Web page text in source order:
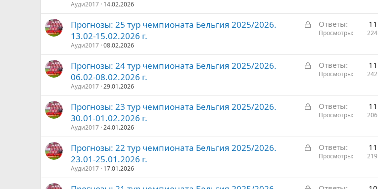
р
ы
Ауди2017 14.02.2026
З
р
ы
Прогнозы: 25 тур чемпионата Бельгия 2025/2026.
13.02-15.02.2026 г.
Ауди2017 08.02.2026
Ответы 11
Просмотры 224
З
р
ы
Прогнозы: 24 тур чемпионата Бельгия 2025/2026.
06.02-08.02.2026 г.
Ауди2017 29.01.2026
Ответы 11
Просмотры 242
З
р
ы
Прогнозы: 23 тур чемпионата Бельгия 2025/2026.
30.01-01.02.2026 г.
Ауди2017 24.01.2026
Ответы 11
Просмотры 206
З
р
Прогнозы: 22 тур чемпионата Бельгия 2025/2026.
23.01-25.01.2026 г.
Ауди2017 17.01.2026
Ответы 11
Просмотры 219